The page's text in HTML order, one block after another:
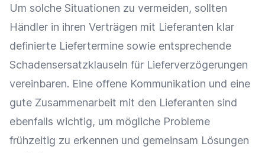
Um solche Situationen zu vermeiden, sollten
Händler in ihren Verträgen mit Lieferanten klar
definierte Liefertermine sowie entsprechende
Schadensersatzklauseln für Lieferverzögerungen
vereinbaren. Eine offene Kommunikation und eine
gute Zusammenarbeit mit den Lieferanten sind
ebenfalls wichtig, um mögliche Probleme
frühzeitig zu erkennen und gemeinsam Lösungen